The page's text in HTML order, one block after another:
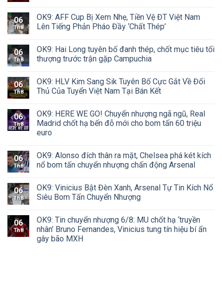
06
Th8
OK9: AFF Cup Bị Xem Nhẹ, Tiền Vệ ĐT Việt Nam
Lên Tiếng Phản Pháo Đầy ‘Chất Thép’
06
Th8
OK9: Hai Long tuyên bố đanh thép, chốt mục tiêu tối
thượng trước trận gặp Campuchia
06
Th8
OK9: HLV Kim Sang Sik Tuyên Bố Cực Gắt Về Đối
Thủ Của Tuyển Việt Nam Tại Bán Kết
06
Th8
OK9: HERE WE GO! Chuyển nhượng ngã ngũ, Real
Madrid chốt hạ bến đỗ mới cho bom tấn 60 triệu
euro
06
Th8
OK9: Alonso đích thân ra mặt, Chelsea phá két kích
nổ bom tấn chuyển nhượng chấn động Arsenal
06
Th8
OK9: Vinicius Bật Đèn Xanh, Arsenal Tự Tin Kích Nổ
Siêu Bom Tấn Chuyển Nhượng
06
Th8
OK9: Tin chuyển nhượng 6/8: MU chốt hạ ‘truyền
nhân’ Bruno Fernandes, Vinicius tung tín hiệu bí ẩn
gây bão MXH